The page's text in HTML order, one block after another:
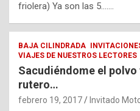
friolera) Ya son las 5….…
BAJA CILINDRADA
VIAJES DE NUESTROS LECTORES
Sacudiéndome el polvo
rutero…
febrero 19, 2017 Invitado